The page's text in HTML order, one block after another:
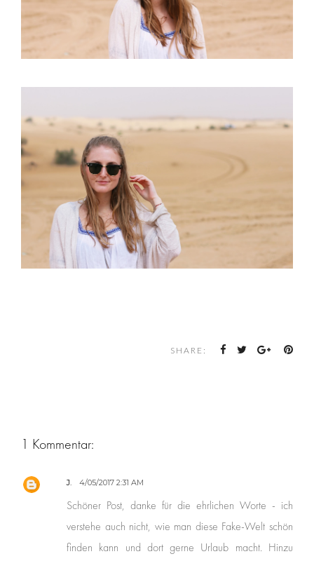
SHARE:
1 Kommentar:
J. 4/05/2017 2:31 AM
Schöner Post, danke für die ehrlichen Worte - ich
verstehe auch nicht, wie man diese Fake-Welt schön
finden kann und dort gerne Urlaub macht. Hinzu